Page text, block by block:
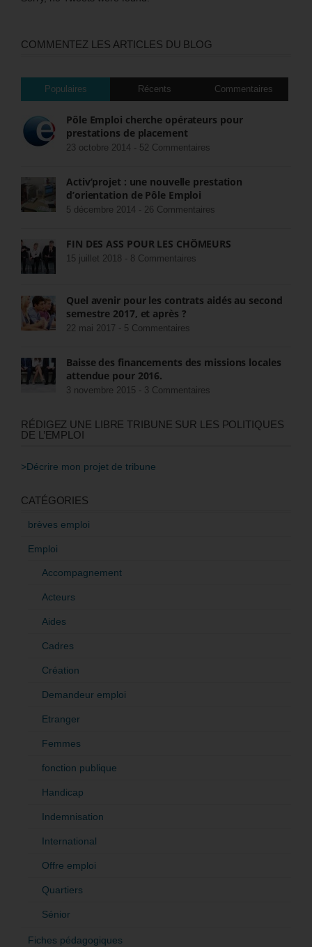
COMMENTEZ LES ARTICLES DU BLOG
Populaires Récents Commentaires
Pôle Emploi cherche opérateurs pour
prestations de placement
23 octobre 2014 - 52 Commentaires
Activ’projet : une nouvelle prestation
d’orientation de Pôle Emploi
5 décembre 2014 - 26 Commentaires
FIN DES ASS POUR LES CHÔMEURS
15 juillet 2018 - 8 Commentaires
Quel avenir pour les contrats aidés au second
semestre 2017, et après ?
22 mai 2017 - 5 Commentaires
Baisse des financements des missions locales
attendue pour 2016.
3 novembre 2015 - 3 Commentaires
RÉDIGEZ UNE LIBRE TRIBUNE SUR LES POLITIQUES
DE L’EMPLOI
>Décrire mon projet de tribune
CATÉGORIES
brèves emploi
Emploi
Accompagnement
Acteurs
Aides
Cadres
Création
Demandeur emploi
Etranger
Femmes
fonction publique
Handicap
Indemnisation
International
Offre emploi
Quartiers
Sénior
Fiches pédagogiques